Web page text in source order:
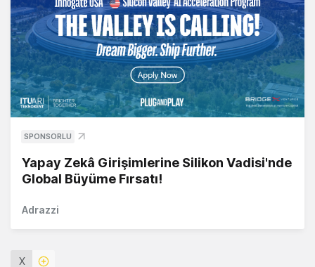
SPONSORLU
Yapay Zekâ Girişimlerine Silikon Vadisi'nde
Global Büyüme Fırsatı!
Adrazzi
X